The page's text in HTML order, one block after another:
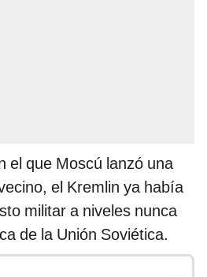
el que Moscú lanzó una
el Kremlin ya había
militar a niveles nunca
de la Unión Soviética.